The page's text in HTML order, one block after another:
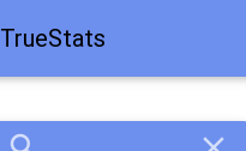
TrueStats